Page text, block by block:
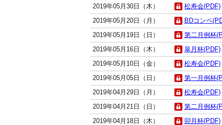
2019年05月30日（木）
松寿会(PDF)
2019年05月20日（月）
BDコンペ
2019年05月19日（日）
第二月例杯
2019年05月16日（木）
皐月杯(PDF)
2019年05月10日（金）
松寿会(PDF)
2019年05月05日（日）
第一月例杯
2019年04月29日（月）
松寿会(PDF)
2019年04月21日（日）
第二月例杯
2019年04月18日（木）
卯月杯(PDF)